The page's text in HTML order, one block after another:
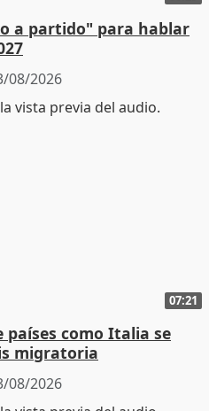
a partido" para hablar
08/2026
07:21
países como Italia se
migratoria
08/2026